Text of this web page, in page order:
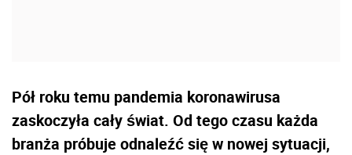
Pół roku temu pandemia koronawirusa
zaskoczyła cały świat. Od tego czasu każda
branża próbuje odnaleźć się w nowej sytuacji,